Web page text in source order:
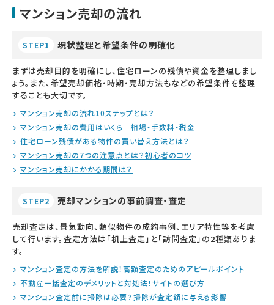
マンション売却の流れ
STEP1 現状整理と希望条件の明確化
まずは売却目的を明確にし、住宅ローンの残債や資金を整理しまし
ょう。また、希望売却価格・時期・売却方法もなどの希望条件を整理
することも大切です。
マンション売却の流れ10ステップとは？
マンション売却の費用はいくら｜相場・手数料・税金
住宅ローン残債がある物件の買い替え方法とは？
マンション売却の7つの注意点とは？初心者のコツ
マンション売却にかかる期間は？
STEP2 売却マンションの事前調査・査定
売却査定は、景気動向、類似物件の成約事例、エリア特性等を考慮
して行います。査定方法は「机上査定」と「訪問査定」の2種類ありま
す。
マンション査定の方法を解説！高額査定のためのアピールポイント
不動産一括査定のデメリットと対処法！サイトの選び方
マンション査定前に掃除は必要？掃除が査定額に与える影響